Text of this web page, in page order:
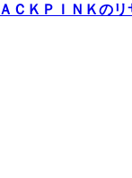
ＣＫＰＩＮＫの